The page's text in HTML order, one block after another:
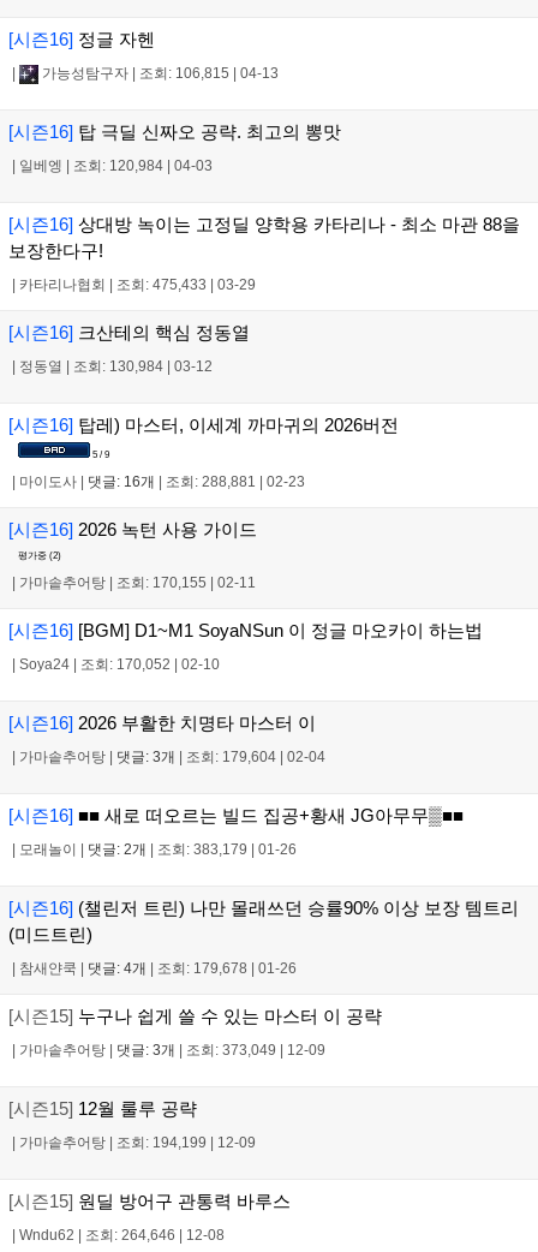
[시즌16] 정글 자헨
| 가능성탐구자 | 조회: 106,815 | 04-13
[시즌16] 탑 극딜 신짜오 공략. 최고의 뽕맛
| 일베엥 | 조회: 120,984 | 04-03
[시즌16] 상대방 녹이는 고정딜 양학용 카타리나 - 최소 마관 88을
보장한다구!
| 카타리나협회 | 조회: 475,433 | 03-29
[시즌16] 크산테의 핵심 정동열
| 정동열 | 조회: 130,984 | 03-12
[시즌16] 탑레) 마스터, 이세계 까마귀의 2026버전
5 / 9
마이도사 댓글: 16개 조회: 288,881 02-23
[시즌16] 2026 녹턴 사용 가이드
평가중 (2)
| 가마솥추어탕 | 조회: 170,155 | 02-11
[시즌16] [BGM] D1~M1 SoyaNSun 이 정글 마오카이 하는법
| Soya24 | 조회: 170,052 | 02-10
[시즌16] 2026 부활한 치명타 마스터 이
| 가마솥추어탕 | 댓글: 3개 | 조회: 179,604 | 02-04
[시즌16] ■■ 새로 떠오르는 빌드 집공+황새 JG아무무▒■■
| 모래놀이 | 댓글: 2개 | 조회: 383,179 | 01-26
[시즌16] (챌린저 트린) 나만 몰래쓰던 승률90% 이상 보장 템트리
(미드트린)
| 참새얀쿡 | 댓글: 4개 | 조회: 179,678 | 01-26
[시즌15] 누구나 쉽게 쓸 수 있는 마스터 이 공략
| 가마솥추어탕 | 댓글: 3개 | 조회: 373,049 | 12-09
[시즌15] 12월 룰루 공략
| 가마솥추어탕 | 조회: 194,199 | 12-09
[시즌15] 원딜 방어구 관통력 바루스
| Wndu62 | 조회: 264,646 | 12-08